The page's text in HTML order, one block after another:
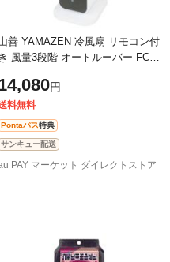
善 YAMAZEN 冷風扇 リモコン付
き 風量3段階 オートルーバー FCR-
円
料無料
Pontaパス特典
サンキュー配送
PAY マーケット ダイレクトストア